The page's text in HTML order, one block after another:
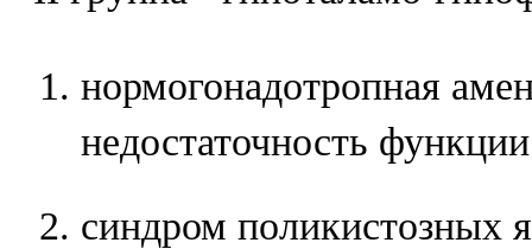
нормогонадотропная
недостаточность
синдром поликистозных